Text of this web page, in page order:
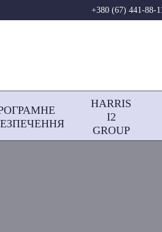
+380 (67) 441-88-
HARRIS
І2
GROUP